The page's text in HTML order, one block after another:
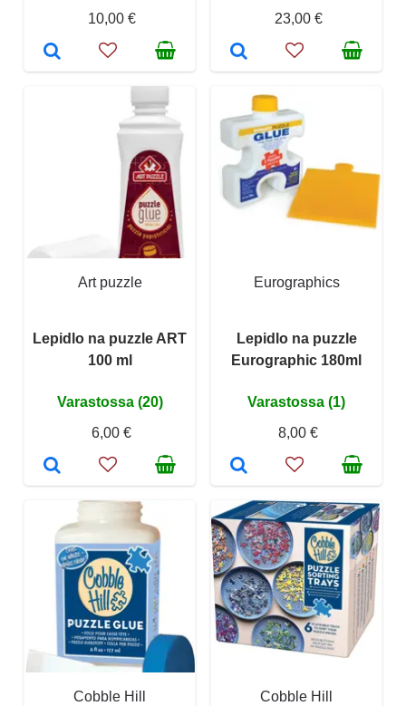
10,00 €
23,00 €
Art puzzle
Lepidlo na puzzle ART
100 ml
Varastossa (20)
6,00 €
Eurographics
Lepidlo na puzzle
Eurographic 180ml
Varastossa (1)
8,00 €
Cobble Hill Cobble Hill